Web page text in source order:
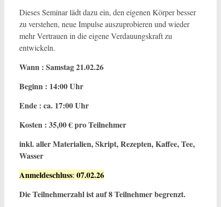
Dieses Seminar lädt dazu ein, den eigenen Körper besser
zu verstehen, neue Impulse auszuprobieren und wieder
mehr Vertrauen in die eigene Verdauungskraft zu
entwickeln.
Wann : Samstag 21.02.26
Beginn : 14:00 Uhr
Ende : ca. 17:00 Uhr
Kosten : 35,00 € pro Teilnehmer
inkl. aller Materialien, Skript, Rezepten, Kaffee, Tee,
Wasser
Anmeldeschluss: 07.02.26
Die Teilnehmerzahl ist auf 8 Teilnehmer begrenzt.